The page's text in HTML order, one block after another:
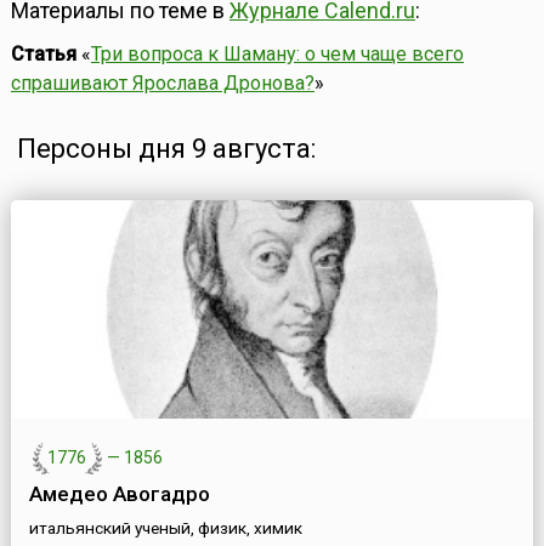
Материалы по теме в Журнале Calend.ru:
Статья«Три вопроса к Шаману: о чем чаще всего
спрашивают Ярослава Дронова?»
Персоны дня 9 августа:
1776 — 1856
Амедео Авогадро
итальянский ученый, физик, химик